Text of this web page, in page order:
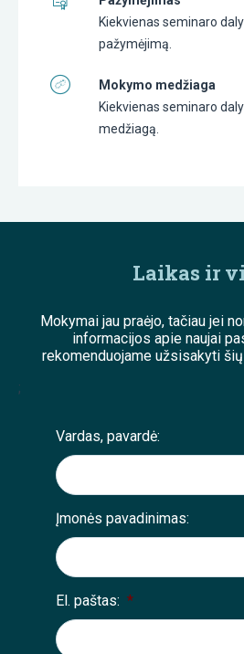
Kiekvienas seminaro
pažymėjimą.
Mokymo medžiaga
Kiekvienas seminaro
medžiagą.
Laikas ir
Mokymai jau praėjo, tačiau jei
informacijos apie naujai
rekomenduojame užsisakyti
;
Vardas, pavardė:
Įmonės pavadinimas:
El. paštas: *